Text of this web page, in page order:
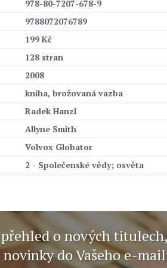
978-80-7207-678-9
9788072076789
199 Kč
128 stran
2008
kniha, brožovaná vazba
Radek Hanzl
Allyne Smith
Volvox Globator
2 - Společenské vědy; osvěta
o nových
do Vašeho e-